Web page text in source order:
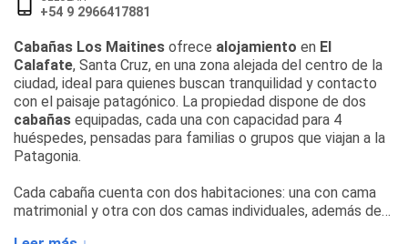
+54 9 2966417881
Cabañas Los Maitines ofrece alojamiento en El
Calafate, Santa Cruz, en una zona alejada del centro de la
ciudad, ideal para quienes buscan tranquilidad y contacto
con el paisaje patagónico. La propiedad dispone de dos
cabañas equipadas, cada una con capacidad para 4
huéspedes, pensadas para familias o grupos que viajan a la
Patagonia.
Cada cabaña cuenta con dos habitaciones: una con cama
matrimonial y otra con dos camas individuales, además de